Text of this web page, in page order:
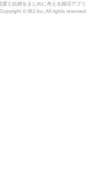
愛と結婚をまじめに考える婚活アプリ
Copyright © IBJ Inc. All rights reserved.